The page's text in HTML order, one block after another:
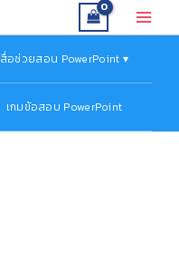
Main
สื่อช่วยสอน PowerPoint ▾
เกมข้อสอบ PowerPoint